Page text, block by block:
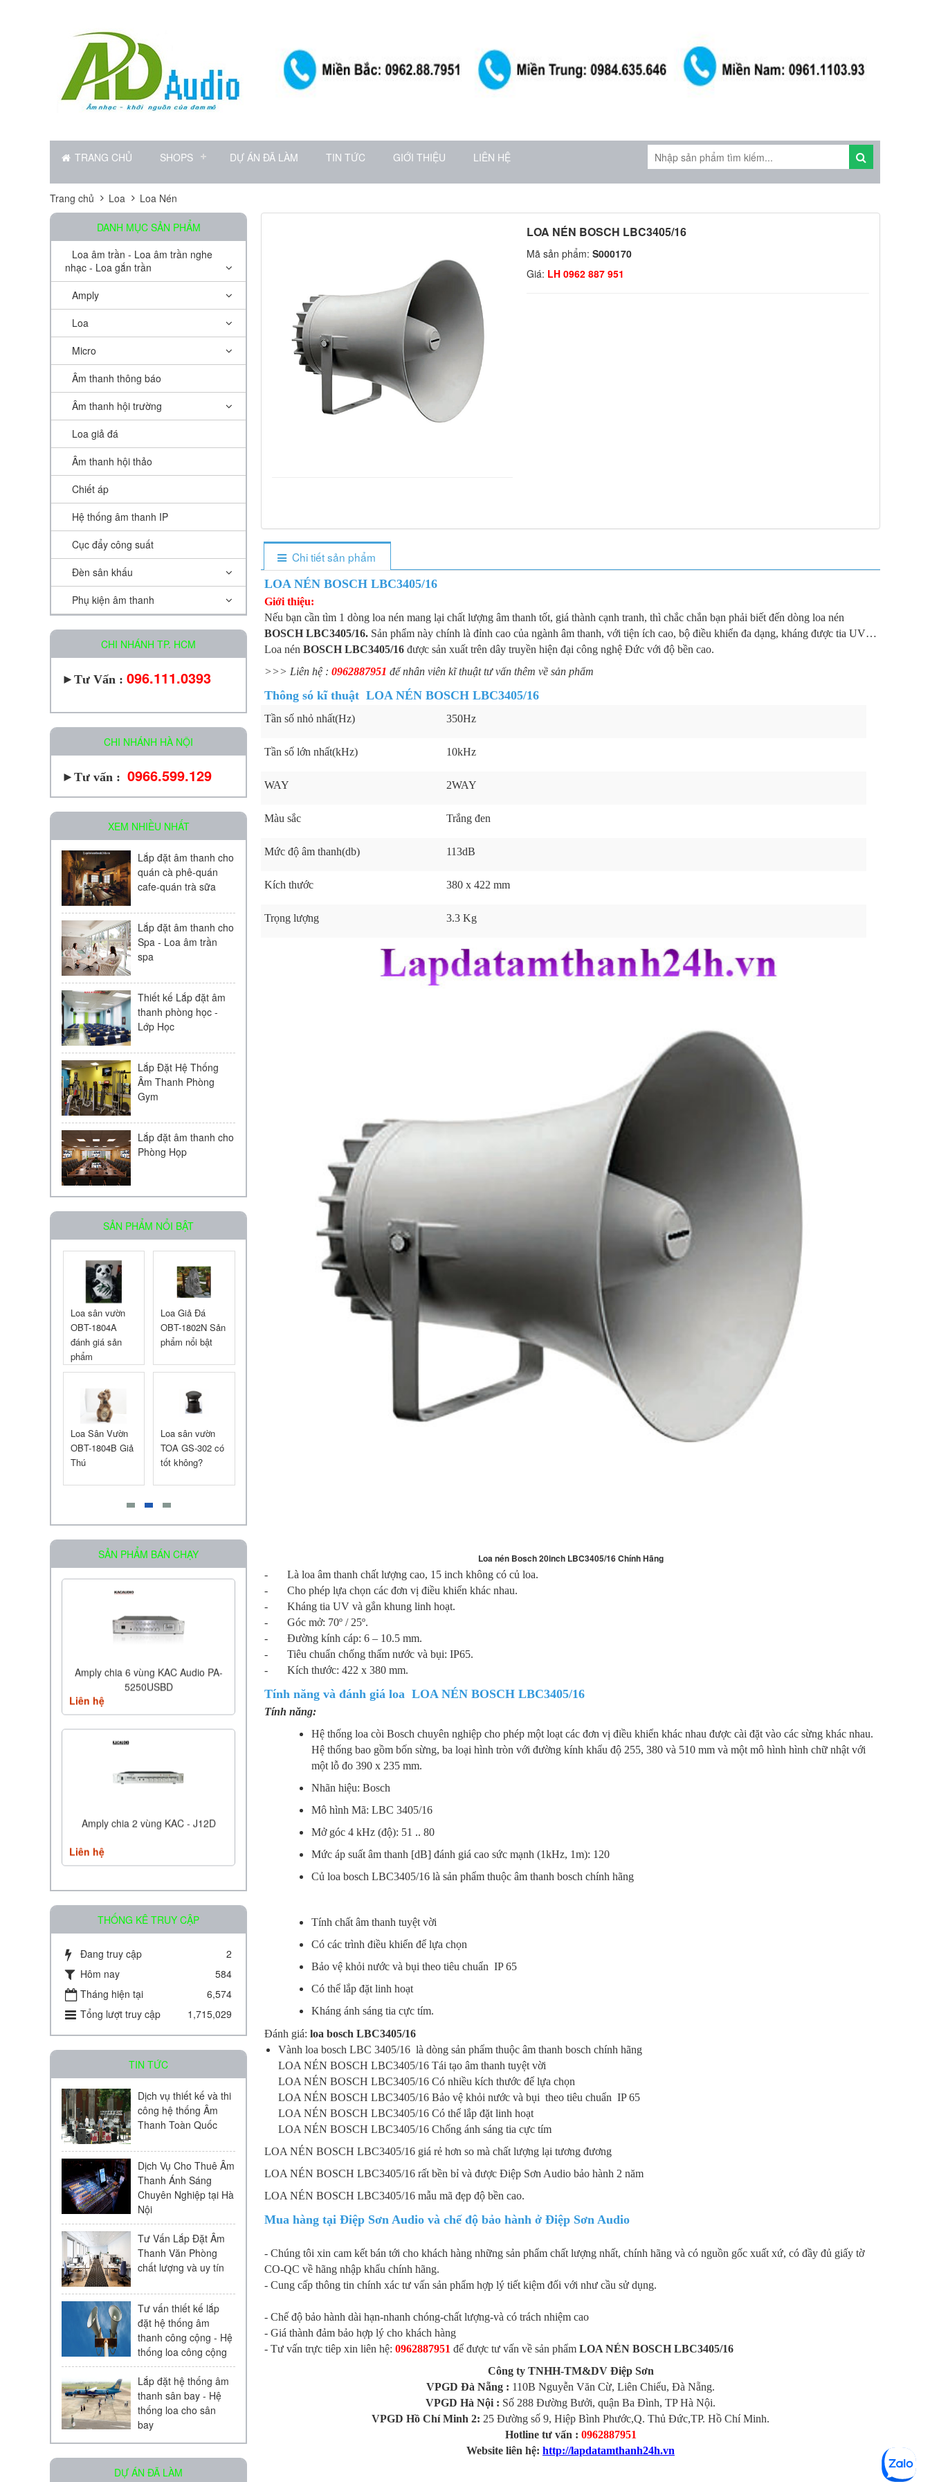
TRANG CHỦ SHOPS DỰ ÁN ĐÃ LÀM TIN TỨC GIỚI THIỆU LIÊN HỆ
Trang chủ Loa Loa Nén
LOA NÉN BOSCH LBC3405/16
Mã sản phẩm: S000170
Giá: LH 0962 887 951
Chi tiết sản phẩm
LOA NÉN BOSCH LBC3405/16
Giới thiệu:
Nếu bạn cần tìm 1 dòng loa nén mang lại chất lượng âm thanh tốt, giá thành cạnh tranh, thì chắc chắn bạn phải biết đến dòng loa nén
BOSCH LBC3405/16. Sản phẩm này chính là đỉnh cao của ngành âm thanh, với tiện ích cao, bộ điều khiển đa dạng, kháng được tia UV…
Loa nén BOSCH LBC3405/16 được sản xuất trên dây truyền hiện đại công nghệ Đức với độ bền cao.
>>> Liên hệ : 0962887951 để nhân viên kĩ thuật tư vấn thêm về sản phẩm
Thông só kĩ thuật LOA NÉN BOSCH LBC3405/16
Tần số nhỏ nhất(Hz) 350Hz
Tần số lớn nhất(kHz) 10kHz
WAY 2WAY
Màu sắc Trắng đen
Mức độ âm thanh(db) 113dB
Kích thước 380 x 422 mm
Trọng lượng 3.3 Kg
Loa nén Bosch 20inch LBC3405/16 Chính Hãng
- Là loa âm thanh chất lượng cao, 15 inch không có củ loa.
- Cho phép lựa chọn các đơn vị điều khiển khác nhau.
- Kháng tia UV và gắn khung linh hoạt.
- Góc mở: 70º / 25º.
- Đường kính cáp: 6 – 10.5 mm.
- Tiêu chuẩn chống thấm nước và bụi: IP65.
- Kích thước: 422 x 380 mm.
Tính năng và đánh giá loa LOA NÉN BOSCH LBC3405/16
Tính năng:
Hệ thống loa còi Bosch chuyên nghiệp cho phép một loạt các đơn vị điều khiển khác nhau được cài đặt vào các sừng khác nhau.
Hệ thống bao gồm bốn sừng, ba loại hình tròn với đường kính khẩu độ 255, 380 và 510 mm và một mô hình hình chữ nhật với
một lỗ đo 390 x 235 mm.
Nhãn hiệu: Bosch
Mô hình Mã: LBC 3405/16
Mở góc 4 kHz (độ): 51 .. 80
Mức áp suất âm thanh [dB] đánh giá cao sức mạnh (1kHz, 1m): 120
Củ loa bosch LBC3405/16 là sản phẩm thuộc âm thanh bosch chính hãng
Tính chất âm thanh tuyệt vời
Có các trình điều khiển để lựa chọn
Bảo vệ khỏi nước và bụi theo tiêu chuẩn IP 65
Có thể lắp đặt linh hoạt
Kháng ánh sáng tia cực tím.
Đánh giá: loa bosch LBC3405/16
Vành loa bosch LBC 3405/16 là dòng sản phẩm thuộc âm thanh bosch chính hãng
LOA NÉN BOSCH LBC3405/16 Tái tạo âm thanh tuyệt vời
LOA NÉN BOSCH LBC3405/16 Có nhiều kích thước để lựa chọn
LOA NÉN BOSCH LBC3405/16 Bảo vệ khỏi nước và bụi theo tiêu chuẩn IP 65
LOA NÉN BOSCH LBC3405/16 Có thể lắp đặt linh hoạt
LOA NÉN BOSCH LBC3405/16 Chống ánh sáng tia cực tím
LOA NÉN BOSCH LBC3405/16 giá rẻ hơn so mà chất lượng lại tương đương
LOA NÉN BOSCH LBC3405/16 rất bền bỉ và được Điệp Sơn Audio bảo hành 2 năm
LOA NÉN BOSCH LBC3405/16 mẫu mã đẹp độ bền cao.
Mua hàng tại Điệp Sơn Audio và chế độ bảo hành ở Điệp Sơn Audio
- Chúng tôi xin cam kết bán tới cho khách hàng những sản phẩm chất lượng nhất, chính hãng và có nguồn gốc xuất xứ, có đầy đủ giấy tờ
CO-QC về hãng nhập khẩu chính hãng.
- Cung cấp thông tin chính xác tư vấn sản phẩm hợp lý tiết kiệm đối với như cầu sử dụng.
- Chế độ bảo hành dài hạn-nhanh chóng-chất lượng-và có trách nhiệm cao
- Giá thành đảm bảo hợp lý cho khách hàng
- Tư vấn trực tiêp xin liên hệ: 0962887951 để được tư vấn về sản phẩm LOA NÉN BOSCH LBC3405/16
Công ty TNHH-TM&DV Điệp Sơn
VPGD Đà Nẵng : 110B Nguyễn Văn Cừ, Liên Chiểu, Đà Nẵng.
VPGD Hà Nội : Số 288 Đường Bưởi, quận Ba Đình, TP Hà Nội.
VPGD Hồ Chí Minh 2: 25 Đường số 9, Hiệp Bình Phước,Q. Thủ Đức,TP. Hồ Chí Minh.
Hotline tư vấn : 0962887951
Website liên hệ: http://lapdatamthanh24h.vn
DANH MỤC SẢN PHẨM
Loa âm trần - Loa âm trần nghe
nhạc - Loa gắn trần
Amply
Loa
Micro
Âm thanh thông báo
Âm thanh hội trường
Loa giả đá
Âm thanh hội thảo
Chiết áp
Hệ thống âm thanh IP
Cục đẩy công suất
Đèn sân khấu
Phụ kiện âm thanh
CHI NHÁNH TP. HCM
► Tư Vấn : 096.111.0393
CHI NHÁNH HÀ NỘI
►Tư vấn : 0966.599.129
XEM NHIỀU NHẤT
Lắp đặt âm thanh cho
quán cà phê-quán
cafe-quán trà sữa
Lắp đặt âm thanh cho
Spa - Loa âm trần
spa
Thiết kế Lắp đặt âm
thanh phòng học -
Lớp Học
Lắp Đặt Hệ Thống
Âm Thanh Phòng
Gym
Lắp đặt âm thanh cho
Phòng Họp
SẢN PHẨM NỔI BẬT
Loa sân vườn
OBT-1804A
đánh giá sản
phẩm
Loa Sân Vườn
OBT-1804B Giả
Thú
Loa Giả Đá
OBT-1802N Sản
phẩm nổi bật
Loa sân vườn
TOA GS-302 có
tốt không?
Loa Treo Tường
Loa Treo Tường
Kasen 206 GT
TOA PC-648R
OBT-1804A
đánh giá sản
phẩm
Loa Sân Vườn
SẢN PHẨM BÁN CHẠY
Loa âm trần OBT-511
Liên hệ
Loa âm trần OBT-605
Liên hệ
Loa Treo Tường Kasen 206 GT
Liên hệ
Amply chia 6 vùng KAC Audio PA-
5250USBD
Liên hệ
Amply chia 2 vùng KAC - J12D
Liên hệ
Amply chia 2 vùng KAC - J08D
Liên hệ
Amply chia 2 vùng KAC - J60D
Liên hệ
Loa âm trần KAC - 104 | Chính
Liên hệ
Micro Bosch LBC 2900/20
THỐNG KÊ TRUY CẬP
Đang truy cập
2
Hôm nay
584
Tháng hiện tại
6,574
Tổng lượt truy cập
1,715,029
TIN TỨC
Dịch vụ thiết kế và thi
công hệ thống Âm
Thanh Toàn Quốc
Dịch Vụ Cho Thuê Âm
Thanh Ánh Sáng
Chuyên Nghiệp tại Hà
Nội
Tư Vấn Lắp Đặt Âm
Thanh Văn Phòng
chất lượng và uy tín
Tư vấn thiết kế lắp
đặt hệ thống âm
thanh công cộng - Hệ
thống loa công cộng
Lắp đặt hệ thống âm
thanh sân bay - Hệ
thống loa cho sân
bay
DỰ ÁN ĐÃ LÀM